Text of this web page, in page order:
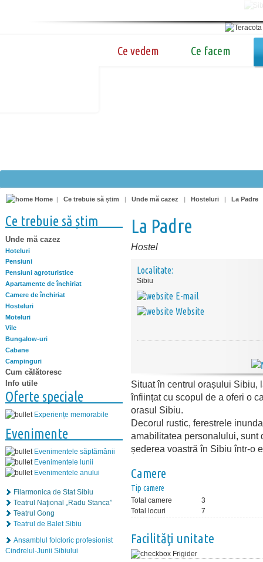
Ce vedem Ce facem
Home | Ce trebuie să știm | Unde mă cazez | Hosteluri | La Padre
Ce trebuie să știm
Unde mă cazez
Hoteluri
Pensiuni
Pensiuni agroturistice
Apartamente de închiriat
Camere de închiriat
Hosteluri
Moteluri
Vile
Bungalow-uri
Cabane
Campinguri
Cum călătoresc
Info utile
Oferte speciale
Experiențe memorabile
Evenimente
Evenimentele săptămânii
Evenimentele lunii
Evenimentele anului
Filarmonica de Stat Sibiu
Teatrul Naţional „Radu Stanca”
Teatrul Gong
Teatrul de Balet Sibiu
Ansamblul folcloric profesionist
Cindrelul-Junii Sibiului
La Padre
Hostel
Localitate:
Sibiu
E-mail
Website
Situat în centrul orașului Sibiu,
înființat cu scopul de a oferi o
orasul Sibiu.
Decorul rustic, ferestrele
amabilitatea personalului, sunt
șederea voastră în Sibiu într-o
Camere
Tip camere
Total camere
3
Total locuri
7
Facilităţi unitate
Frigider